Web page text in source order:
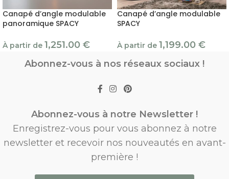
Canapé d’angle modulable
panoramique SPACY
À partir de 1,251.00 €
Canapé d’angle modulable
SPACY
À partir de 1,199.00 €
Abonnez-vous à nos réseaux sociaux !
Abonnez-vous à notre Newsletter !
Enregistrez-vous pour vous abonnez à notre
newsletter et recevoir nos nouveautés en avant-
première !